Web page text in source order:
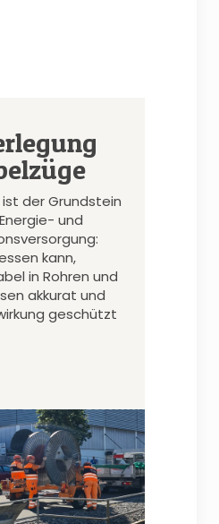
der Grundstein
und
kann,
in Rohren und
akkurat und
geschützt